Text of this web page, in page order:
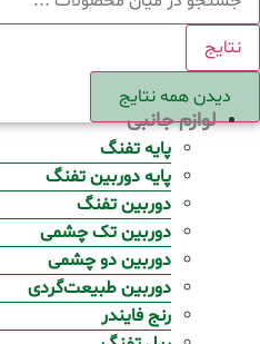
.
نتایج
دیدن همه نتایج
لوازم جانبی
پایه تفنگ
پایه دوربین تفنگ
دوربین تفنگ
دوربین تک چشمی
دوربین دو چشمی
دوربین طبیعت‌گردی
رنج فایندر